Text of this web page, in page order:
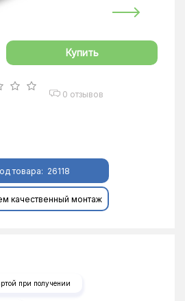
Купить
0 отзывов
товара: 26118
качественный монтаж
при получении